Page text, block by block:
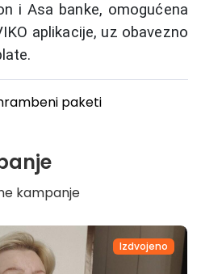
i Asa banke, omogućena
aplikacije, uz obavezno
paketi
kampanje
Izdvojeno